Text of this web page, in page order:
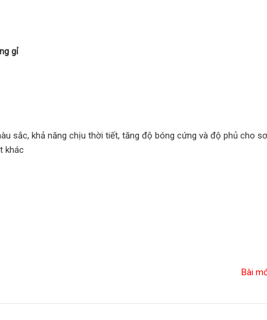
gỉ
sắc, khả năng chịu thời tiết, tăng độ bóng cứng và độ phủ cho
khác
Bài